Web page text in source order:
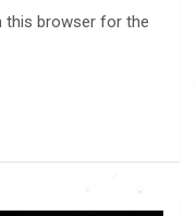
this browser for the